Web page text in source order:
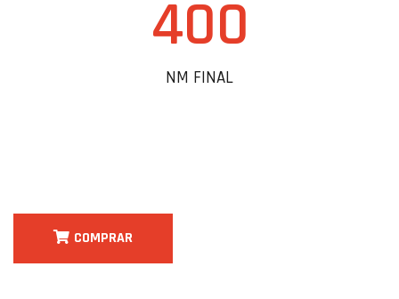
400
NM FINAL
COMPRAR